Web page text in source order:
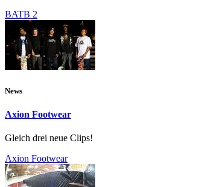
BATB 2
News
Axion Footwear
Gleich drei neue Clips!
Axion Footwear